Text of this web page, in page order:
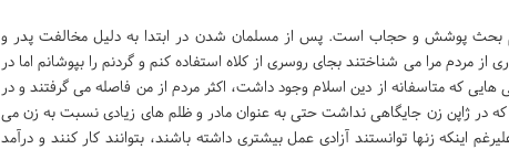
بحث پوشش و حجاب است. پس از مسلمان شدن در ابتدا به دلیل مخالفت پدر و
مردم مرا می شناختند بجای روسری از کلاه استفاده کنم و گردنم را بپوشانم اما در
که متاسفانه از دین اسلام وجود داشت، اکثر مردم از من فاصله می گرفتند و در
در ژاپن زن جایگاهی نداشت حتی به عنوان مادر و ظلم های زیادی نسبت به زن می
اینکه زنها توانستند آزادی عمل بیشتری داشته باشند، بتوانند کار کنند و درآمد